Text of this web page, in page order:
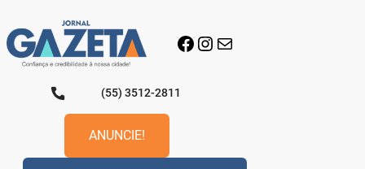
para
o
conteúdo
Facebook
Instagram
E-mail
(55) 3512-2811
ANUNCIE!